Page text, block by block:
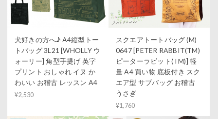
犬好きの方へ♪ A4縦型トー
トバッグ 3L21 [WHOLLY ウ
ォーリー] 角型手提げ 英字
プリント おしゃれ イヌ か
わいい お稽古 レッスン A4
¥2,530
スクエアトートバッグ (M)
0647 [PETER RABBIT(TM)
ピーターラビット(TM)] 軽
量 A4 買い物 底板付き スク
エア型 サブバッグ お稽古
うさぎ
¥1,760